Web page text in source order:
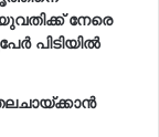
നേരെ
പിടിയിൽ